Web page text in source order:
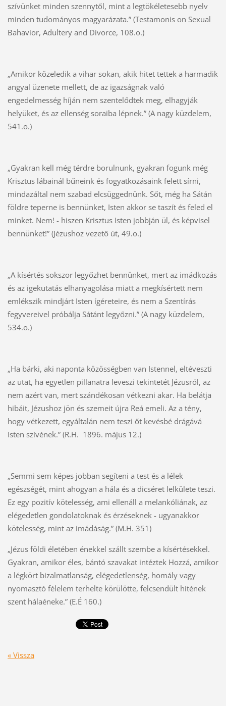
szívünket minden szennytől, mint a legtökéletesebb nyelv
minden tudományos magyarázata.” (Testamonis on Sexual
Bahavior, Adultery and Divorce, 108.o.)
„Amikor közeledik a vihar sokan, akik hitet tettek a harmadik
angyal üzenete mellett, de az igazságnak való
engedelmesség híján nem szentelődtek meg, elhagyják
helyüket, és az ellenség soraiba lépnek.” (A nagy küzdelem,
541.o.)
„Gyakran kell még térdre borulnunk, gyakran fogunk még
Krisztus lábainál bűneink és fogyatkozásaink felett sírni,
mindazáltal nem szabad elcsüggednünk. Sőt, még ha Sátán
földre teperne is bennünket, Isten akkor se taszít és feled el
minket. Nem! - hiszen Krisztus Isten jobbján ül, és képvisel
bennünket!” (Jézushoz vezető út, 49.o.)
„A kísértés sokszor legyőzhet bennünket, mert az imádkozás
és az igekutatás elhanyagolása miatt a megkísértett nem
emlékszik mindjárt Isten ígéreteire, és nem a Szentírás
fegyvereivel próbálja Sátánt legyőzni.” (A nagy küzdelem,
534.o.)
„Ha bárki, aki naponta közösségben van Istennel, eltéveszti
az utat, ha egyetlen pillanatra leveszi tekintetét Jézusról, az
nem azért van, mert szándékosan vétkezni akar. Ha belátja
hibáit, Jézushoz jön és szemeit újra Reá emeli. Az a tény,
hogy vétkezett, egyáltalán nem teszi őt kevésbé drágává
Isten szívének.” (R.H. 1896. május 12.)
„Semmi sem képes jobban segíteni a test és a lélek
egészségét, mint ahogyan a hála és a dicséret lelkülete teszi.
Ez egy pozitív kötelesség, ami ellenáll a melankóliának, az
elégedetlen gondolatoknak és érzéseknek - ugyanakkor
kötelesség, mint az imádáság.” (M.H. 351)
„Jézus földi életében énekkel szállt szembe a kísértésekkel.
Gyakran, amikor éles, bántó szavakat intéztek Hozzá, amikor
a légkört bizalmatlanság, elégedetlenség, homály vagy
nyomasztó félelem terhelte körülötte, felcsendült hitének
szent hálaéneke.” (E.É 160.)
« Vissza